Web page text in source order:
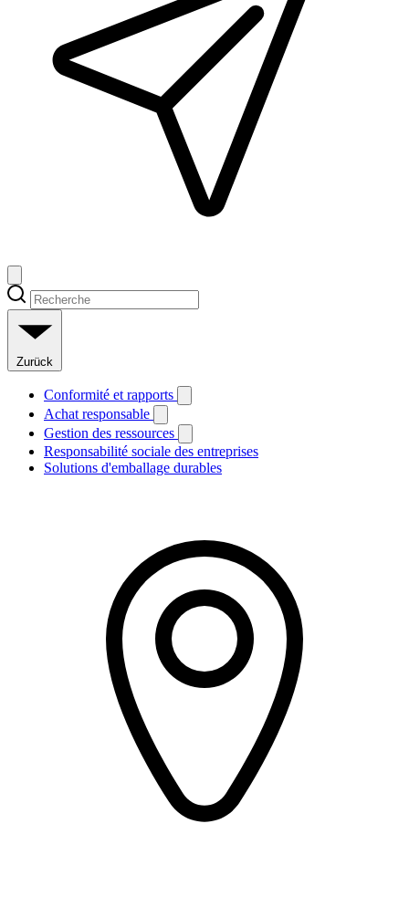
Zurück
Conformité et rapports
Achat responsable
Gestion des ressources
Responsabilité sociale des entreprises
Solutions d'emballage durables